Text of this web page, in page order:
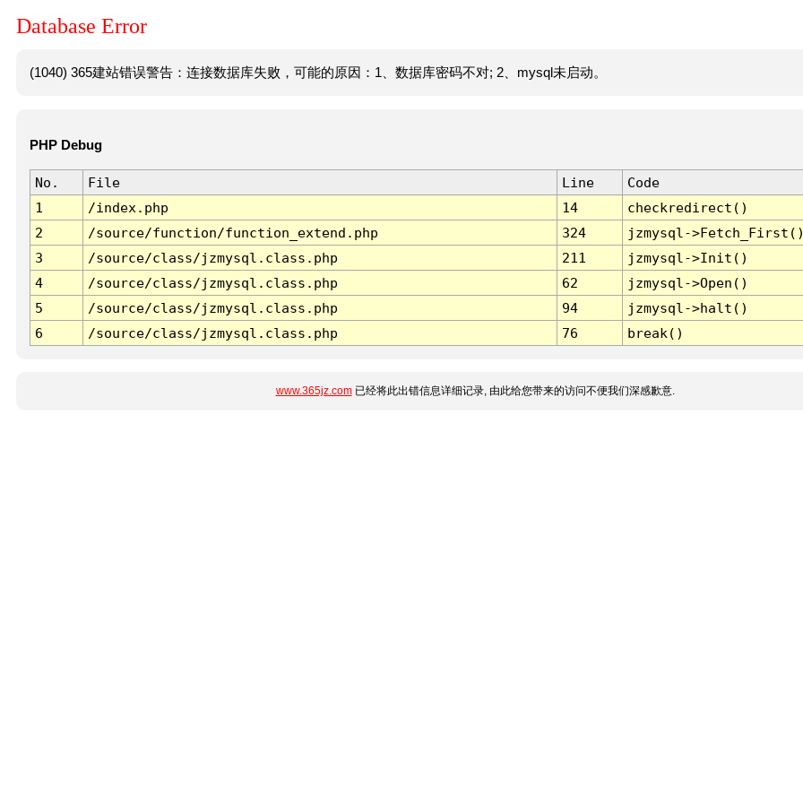
Database Error
(1040) 365建站错误警告：连接数据库失败，可能的原因：1、数据库密码不对; 2、mysql未启动。
PHP Debug
No. File Line
Code
1
/index.php 14
checkredirect()
2
/source/function/function_extend.php 324
jzmysql-
3
/source/class/jzmysql.class.php 211
jzmysql->Init()
4
/source/class/jzmysql.class.php 62
jzmysql->Open()
5
/source/class/jzmysql.class.php 94
jzmysql->halt()
6
/source/class/jzmysql.class.php 76 break()
www.365jz.com已经将此出错信息详细记录, 由此给您带来的访问不便我们深感歉意.